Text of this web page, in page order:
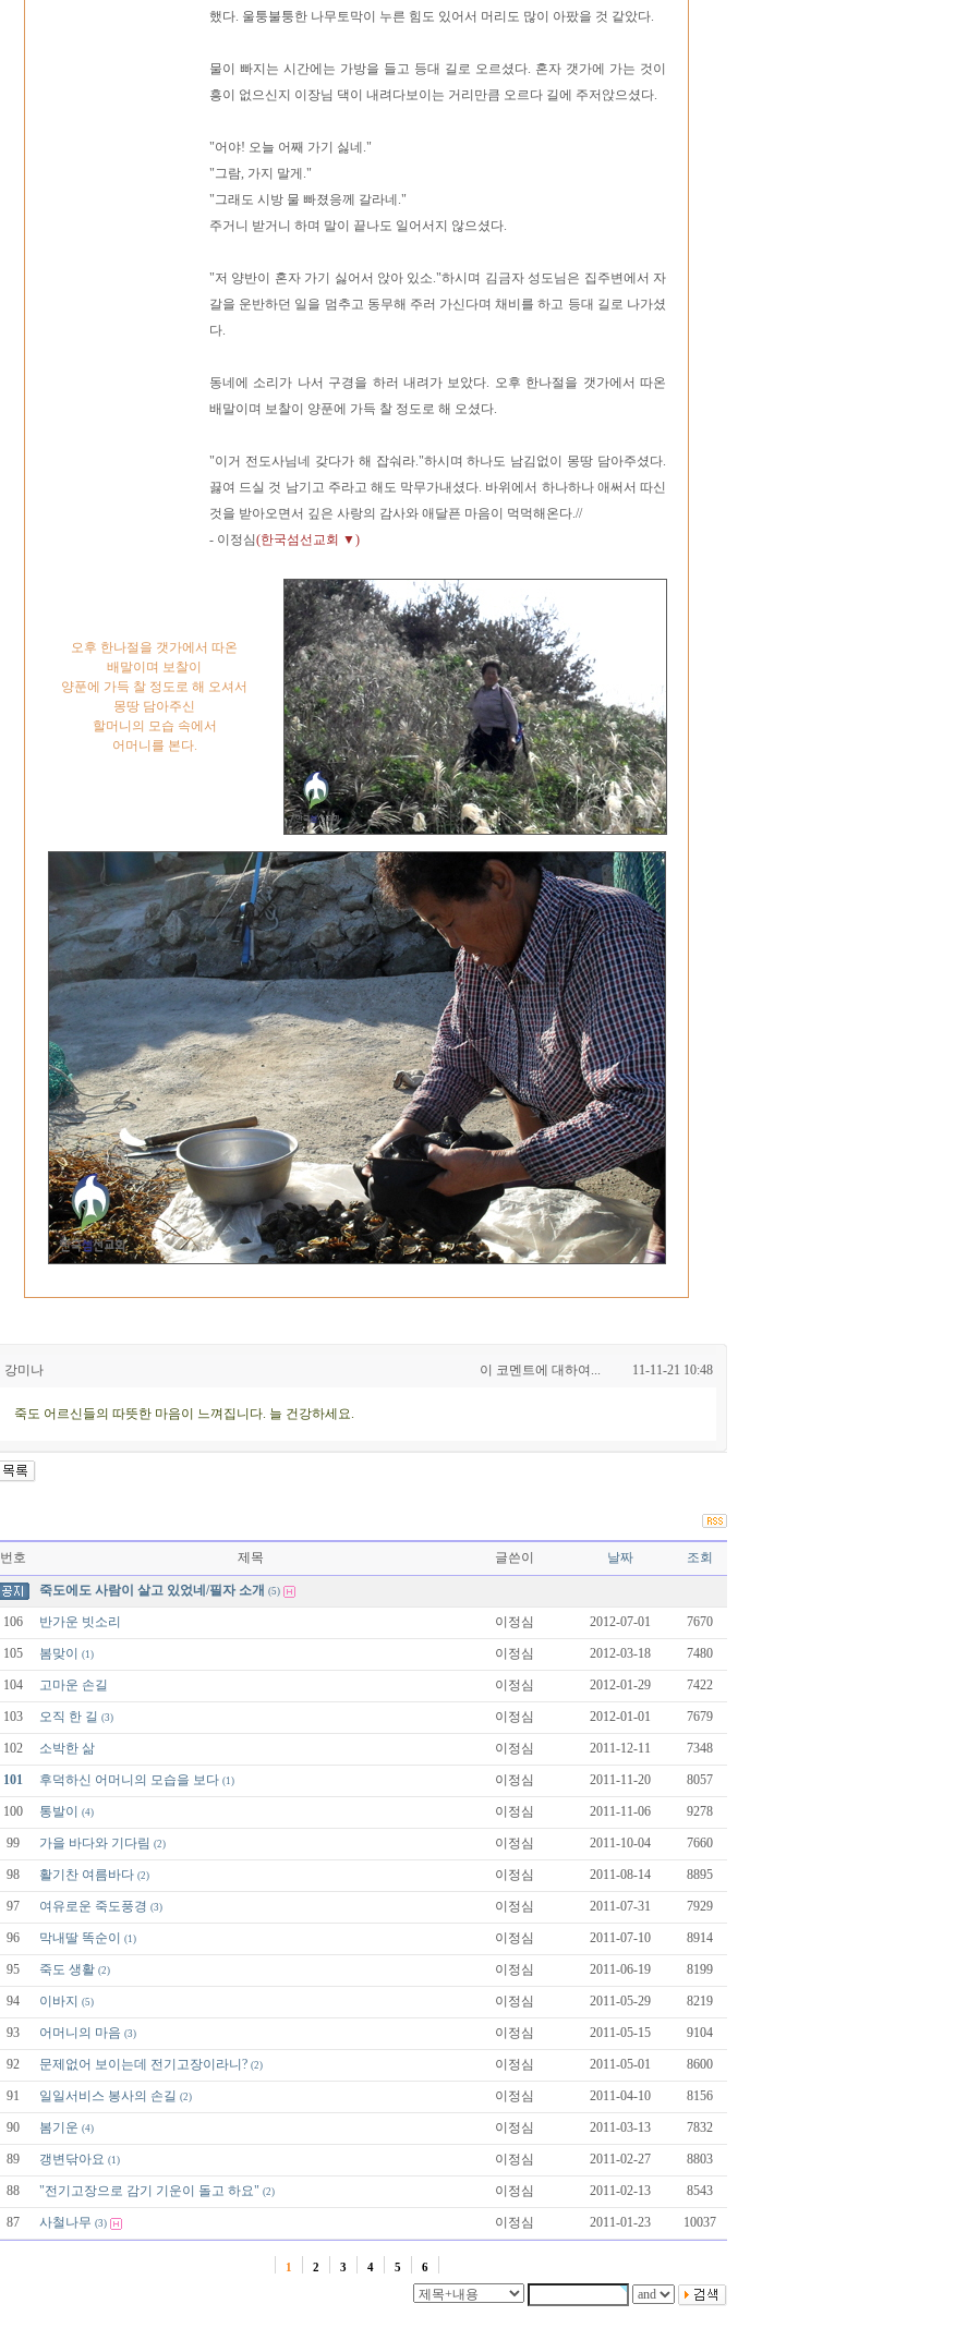
했다. 울퉁불퉁한 나무토막이 누른 힘도 있어서 머리도 많이 아팠을 것 같았다.
물이 빠지는 시간에는 가방을 들고 등대 길로 오르셨다. 혼자 갯가에 가는 것이
흥이 없으신지 이장님 댁이 내려다보이는 거리만큼 오르다 길에 주저앉으셨다.
"어야! 오늘 어째 가기 싫네."
"그람, 가지 말게."
"그래도 시방 물 빠졌응께 갈라네."
주거니 받거니 하며 말이 끝나도 일어서지 않으셨다.
"저 양반이 혼자 가기 싫어서 앉아 있소."하시며 김금자 성도님은 집주변에서 자
갈을 운반하던 일을 멈추고 동무해 주러 가신다며 채비를 하고 등대 길로 나가셨
다.
동네에 소리가 나서 구경을 하러 내려가 보았다. 오후 한나절을 갯가에서 따온
배말이며 보찰이 양푼에 가득 찰 정도로 해 오셨다.
"이거 전도사님네 갖다가 해 잡숴라."하시며 하나도 남김없이 몽땅 담아주셨다.
끓여 드실 것 남기고 주라고 해도 막무가내셨다. 바위에서 하나하나 애써서 따신
것을 받아오면서 깊은 사랑의 감사와 애달픈 마음이 먹먹해온다.//
- 이정심(한국섬선교회 ▼)
오후 한나절을 갯가에서 따온
배말이며 보찰이
양푼에 가득 찰 정도로 해 오셔서
몽땅 담아주신
할머니의 모습 속에서
어머니를 본다.
강미나 이 코멘트에 대하여... 11-11-21 10:48
죽도 어르신들의 따뜻한 마음이 느껴집니다. 늘 건강하세요.
번호 제목 글쓴이 날짜 조회
죽도에도 사람이 살고 있었네/필자 소개 (5)
106 반가운 빗소리 이정심 2012-07-01 7670
105 봄맞이 (1) 이정심 2012-03-18 7480
104 고마운 손길 이정심 2012-01-29 7422
103 오직 한 길 (3) 이정심 2012-01-01 7679
102 소박한 삶 이정심 2011-12-11 7348
101 후덕하신 어머니의 모습을 보다 (1) 이정심 2011-11-20 8057
100 통발이 (4) 이정심 2011-11-06 9278
99 가을 바다와 기다림 (2) 이정심 2011-10-04 7660
98 활기찬 여름바다 (2) 이정심 2011-08-14 8895
97 여유로운 죽도풍경 (3) 이정심 2011-07-31 7929
96 막내딸 똑순이 (1) 이정심 2011-07-10 8914
95 죽도 생활 (2) 이정심 2011-06-19 8199
94 이바지 (5) 이정심 2011-05-29 8219
93 어머니의 마음 (3) 이정심 2011-05-15 9104
92 문제없어 보이는데 전기고장이라니? (2) 이정심 2011-05-01 8600
91 일일서비스 봉사의 손길 (2) 이정심 2011-04-10 8156
90 봄기운 (4) 이정심 2011-03-13 7832
89 갱변닦아요 (1) 이정심 2011-02-27 8803
88 "전기고장으로 감기 기운이 돌고 하요" (2) 이정심 2011-02-13 8543
87 사철나무 (3) 이정심 2011-01-23 10037
1 2 3 4 5 6